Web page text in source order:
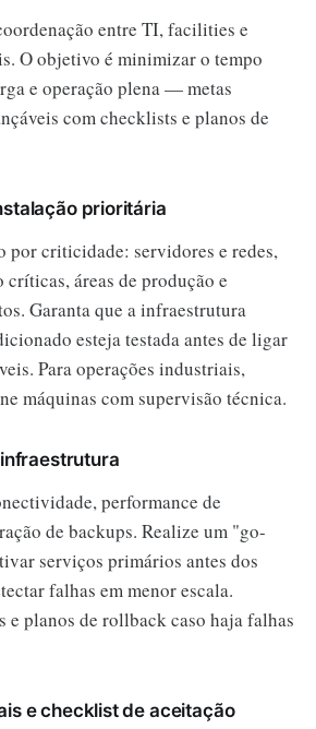
entre TI, facilities e
O objetivo é minimizar o tempo
e operação plena — metas
com checklists e planos de
prioritária
por criticidade: servidores e redes,
críticas, áreas de produção e
Garanta que a infraestrutura
esteja testada antes de ligar
Para operações industriais,
máquinas com supervisão técnica.
performance de
de backups. Realize um "go-
serviços primários antes dos
falhas em menor escala.
e planos de rollback caso haja falhas
e checklist de aceitação